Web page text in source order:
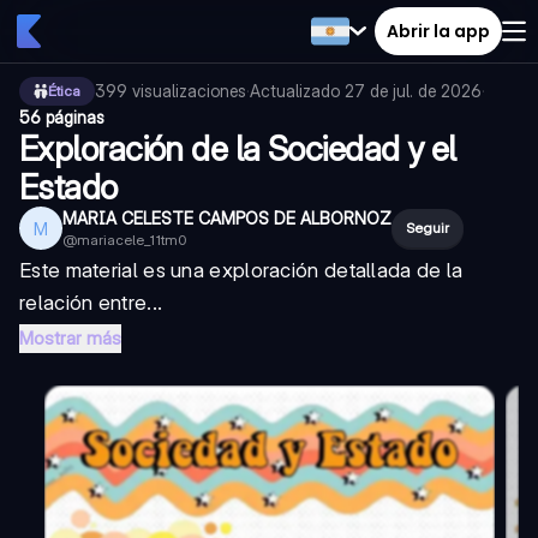
Abrir la app
Ética 399 visualizaciones·Actualizado 27 de jul. de 2026·
56 páginas
Exploración de la Sociedad y el
Estado
M MARIA CELESTE CAMPOS DE ALBORNOZ
@mariacele_11tm0
Seguir
Este material es una exploración detallada de la
relación entre...
Mostrar más